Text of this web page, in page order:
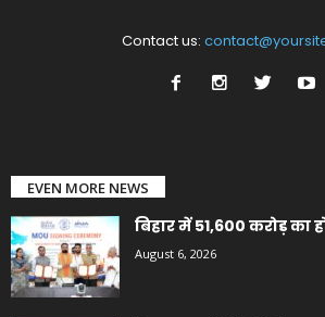
Contact us:
EVEN MORE NEWS
बिहार में 51,600 करोड़ का
August 6, 2026